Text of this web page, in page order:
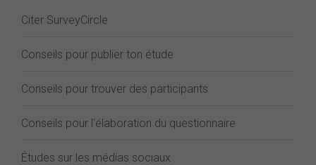
Citer SurveyCircle
Conseils pour publier ton étude
Conseils pour trouver des participants
Conseils pour l'élaboration du questionnaire
Études sur les médias sociaux